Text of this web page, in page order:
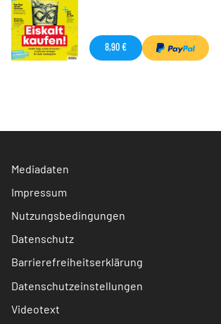
8,90 €
Mediadaten
Impressum
Nutzungsbedingungen
Datenschutz
Barrierefreiheitserklärung
Datenschutzeinstellungen
Videotext